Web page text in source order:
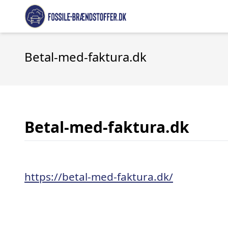
Betal-med-faktura.dk
Betal-med-faktura.dk
https://betal-med-faktura.dk/